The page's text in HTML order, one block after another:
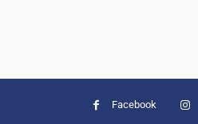
Facebook